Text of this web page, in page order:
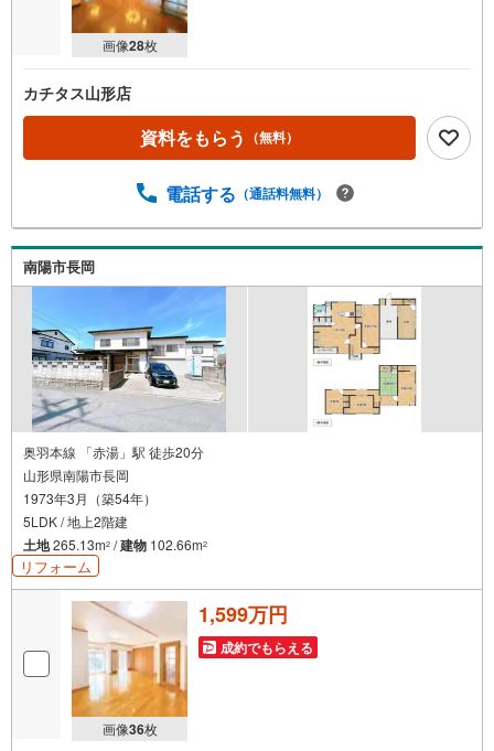
画像28枚
カチタス山形店
資料をもらう （無料）
電話する （通話料無料）
南陽市長岡
奥羽本線 「赤湯」駅 徒歩20分
山形県南陽市長岡
1973年3月（築54年）
5LDK / 地上2階建
土地265.13m2 /建物 102.66m2
リフォーム
画像36枚
1,599万円
成約でもらえる